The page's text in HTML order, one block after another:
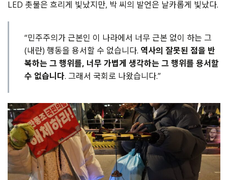
LED 촛불은 흐리게 빛났지만, 박 씨의 발언은 날카롭게 빛났다.
“민주주의가 근본인 이 나라에서 너무 근본 없이 하는 그
(내란) 행동을 용서할 수 없습니다. 역사의 잘못된 점을 반
복하는 그 행위를, 너무 가볍게 생각하는 그 행위를 용서할
수 없습니다. 그래서 국회로 나왔습니다.”